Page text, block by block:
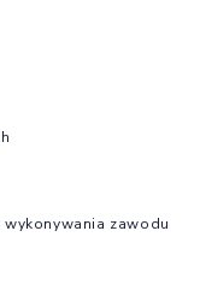
wykonywania zawodu